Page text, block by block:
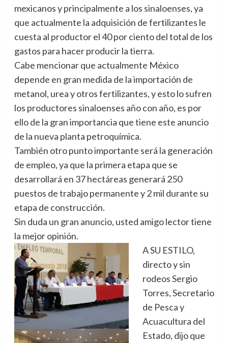
mexicanos y principalmente a los sinaloenses, ya
que actualmente la adquisición de fertilizantes le
cuesta al productor el 40 por ciento del total de los
gastos para hacer producir la tierra.
Cabe mencionar que actualmente México
depende en gran medida de la importación de
metanol, urea y otros fertilizantes, y esto lo sufren
los productores sinaloenses año con año, es por
ello de la gran importancia que tiene este anuncio
de la nueva planta petroquímica.
También otro punto importante será la generación
de empleo, ya que la primera etapa que se
desarrollará en 37 hectáreas generará 250
puestos de trabajo permanente y 2 mil durante su
etapa de construcción.
Sin duda un gran anuncio, usted amigo lector tiene
la mejor opinión.
A SU ESTILO,
directo y sin
rodeos Sergio
Torres, Secretario
de Pesca y
Acuacultura del
Estado, dijo que